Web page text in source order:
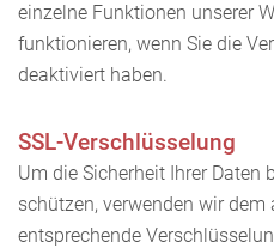
einzelne Funktionen unserer
funktionieren, wenn Sie die
deaktiviert haben.
SSL-Verschlüsselung
Um die Sicherheit Ihrer Daten
schützen, verwenden wir
entsprechende